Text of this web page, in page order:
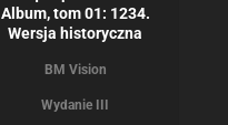
Album, tom 01: 1234.
Wersja historyczna
BM Vision
Wydanie III